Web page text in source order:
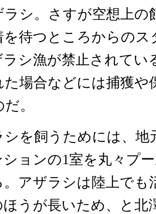
シ。さすが空想上の
を待つところからのス
ラシ漁が禁止されてい
場合などには捕獲や
。
を飼うためには、地
ョンの1室を丸々プ
。アザラシは陸上でも
うが長いため、と北